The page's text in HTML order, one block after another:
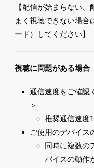
【配信が始まらない
まく視聴できない場合
ード）してください】
視聴に問題がある場合
通信速度をご確認
＞
推奨通信速度
ご使用のデバイス
同時に複数の
バイスの動作